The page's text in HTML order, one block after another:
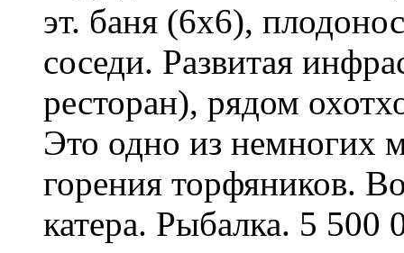
эт. баня (6х6),
соседи. Развитая
ресторан), рядом
Это одно из немногих
горения торфяников.
катера. Рыбалка. 5 500